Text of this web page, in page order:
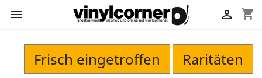
 shopping_cart

Frisch eingetroffen Raritäten